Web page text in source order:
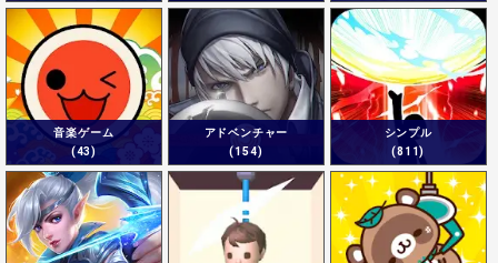
音楽ゲーム
(43)
アドベンチャー
(154)
シンプル
(811)